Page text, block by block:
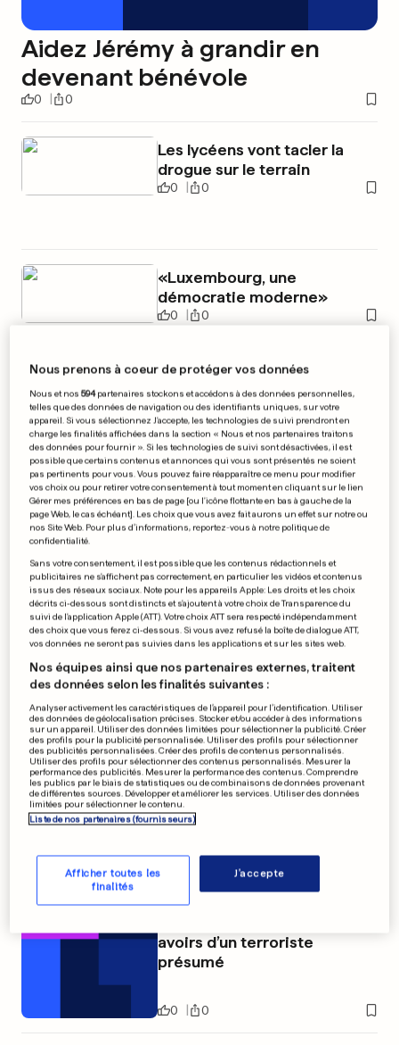
Aidez Jérémy à grandir en
devenant bénévole
0 0
Les lycéens vont tacler la
drogue sur le terrain
0 0
«Luxembourg, une
démocratie moderne»
0 0
PUBLICITÉ
Les affiches doivent
disparaître d'ici lundi
0 0
Un demi-million d'euros pour
un salarié innovant
avoirs d’un terroriste
présumé
0 0
Nous prenons à coeur de protéger vos données
Nous et nos594partenaires stockons et accédons à des données personnelles,
telles que des données de navigation ou des identifiants uniques, sur votre
appareil. Si vous sélectionnez J'accepte, les technologies de suivi prendront en
charge les finalités affichées dans la section « Nous et nos partenaires traitons
des données pour fournir ». Si les technologies de suivi sont désactivées, il est
possible que certains contenus et annonces qui vous sont présentés ne soient
pas pertinents pour vous. Vous pouvez faire réapparaître ce menu pour modifier
vos choix ou pour retirer votre consentement à tout moment en cliquant sur le lien
Gérer mes préférences en bas de page [ou l'icône flottante en bas à gauche de la
page Web, le cas échéant]. Les choix que vous avez fait aurons un effet sur notre ou
nos Site Web. Pour plus d’informations, reportez-vous à notre politique de
confidentialité.
Sans votre consentement, il est possible que les contenus rédactionnels et
publicitaires ne s'affichent pas correctement, en particulier les vidéos et contenus
issus des réseaux sociaux. Note pour les appareils Apple: Les droits et les choix
décrits ci-dessous sont distincts et s'ajoutent à votre choix de Transparence du
suivi de l'application Apple (ATT). Votre choix ATT sera respecté indépendamment
des choix que vous ferez ci-dessous. Si vous avez refusé la boîte de dialogue ATT,
vos données ne seront pas suivies dans les applications et sur les sites web.
Nos équipes ainsi que nos partenaires externes, traitent
des données selon les finalités suivantes :
Analyser activement les caractéristiques de l’appareil pour l’identification. Utiliser
des données de géolocalisation précises. Stocker et/ou accéder à des informations
sur un appareil. Utiliser des données limitées pour sélectionner la publicité. Créer
des profils pour la publicité personnalisée. Utiliser des profils pour sélectionner
des publicités personnalisées. Créer des profils de contenus personnalisés.
Utiliser des profils pour sélectionner des contenus personnalisés. Mesurer la
performance des publicités. Mesurer la performance des contenus. Comprendre
les publics par le biais de statistiques ou de combinaisons de données provenant
de différentes sources. Développer et améliorer les services. Utiliser des données
limitées pour sélectionner le contenu.
Liste de nos partenaires (fournisseurs)
Afficher toutes les
finalités
J'accepte